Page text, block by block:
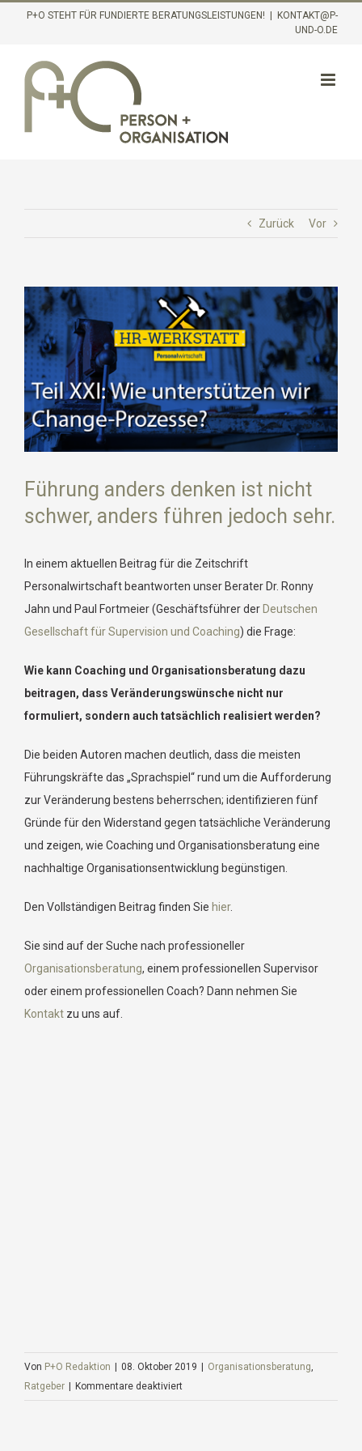
springen
P+O STEHT FÜR FUNDIERTE BERATUNGSLEISTUNGEN!
KONTAKT@P-
UND-O.DE
Zurück Vor
Zeige
grösseres
Bild
Führung anders denken ist nicht
schwer, anders führen jedoch sehr.
In einem aktuellen Beitrag für die Zeitschrift
Personalwirtschaft beantworten unser Berater Dr. Ronny
Jahn und Paul Fortmeier (Geschäftsführer derDeutschen
Gesellschaft für Supervision und Coaching) die Frage:
Wie kann Coaching und Organisationsberatung dazu
beitragen, dass Veränderungswünsche nicht nur
formuliert, sondern auch tatsächlich realisiert werden?
Die beiden Autoren machen deutlich, dass die meisten
Führungskräfte das „Sprachspiel“ rund um die Aufforderung
zur Veränderung bestens beherrschen; identifizieren fünf
Gründe für den Widerstand gegen tatsächliche Veränderung
und zeigen, wie Coaching und Organisationsberatung eine
nachhaltige Organisationsentwicklung begünstigen.
Den Vollständigen Beitrag finden Sie hier.
Sie sind auf der Suche nach professioneller
Organisationsberatung, einem professionellen Supervisor
oder einem professionellen Coach? Dann nehmen Sie
Kontakt zu uns auf.
Von P+O Redaktion | 08. Oktober 2019 | Organisationsberatung
Ratgeber | Kommentare deaktiviertfür